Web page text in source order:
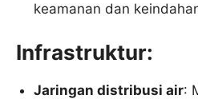
keamanan dan
Infrastruktur:
Jaringan distribusi air: